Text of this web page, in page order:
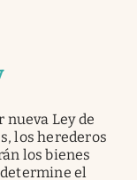
nueva Ley de
los herederos
los bienes
el